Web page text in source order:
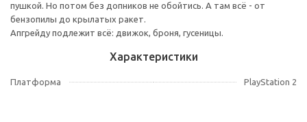
пушкой. Но потом без допников не обойтись. А там всё - от
бензопилы до крылатых ракет.
Апгрейду подлежит всё: движок, броня, гусеницы.
Характеристики
Платформа PlayStation 2